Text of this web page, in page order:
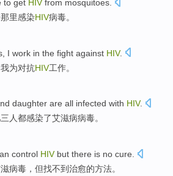
to get HIV from mosquitoes
那里感染HIV病毒。
, I work in the fight against HIV.
我为对抗HIV工作。
daughter are all infected with HIV.
人都感染了艾滋病病毒。
control HIV but there is no cure
病毒 ， 但找不到治愈的方法。